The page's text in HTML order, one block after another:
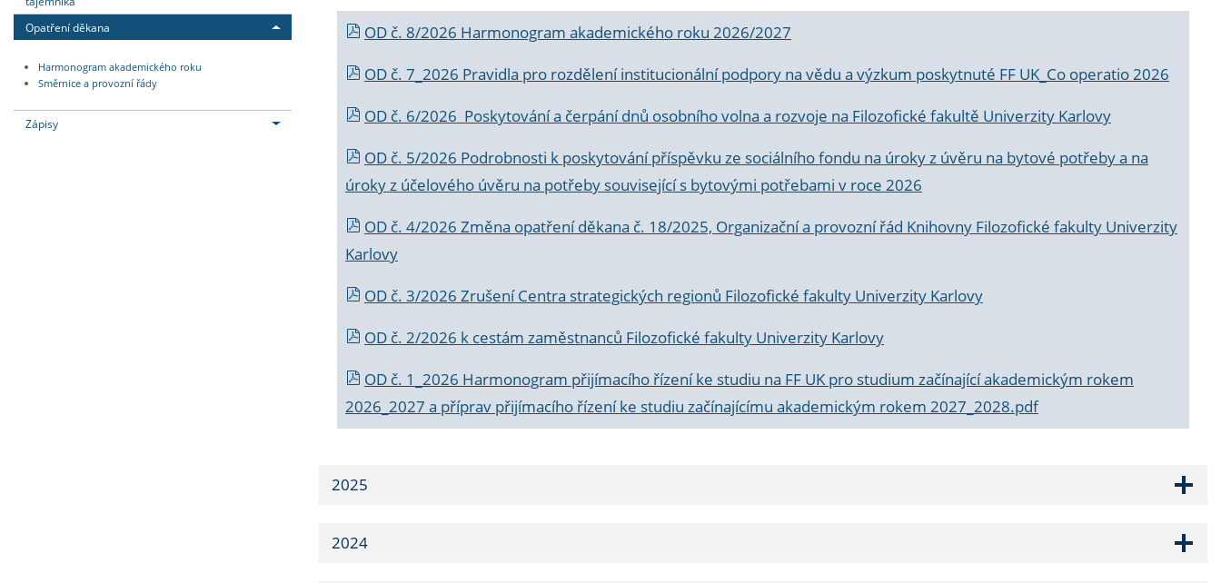
Opatření děkana
Harmonogram akademického roku
Směrnice a provozní řády
Zápisy
OD č. 8/2026 Harmonogram akademického roku 2026/2027
OD č. 7_2026 Pravidla pro rozdělení institucionální podpory na vědu a výzkum poskytnuté FF UK_Co operatio 2026
OD č. 6/2026 Poskytování a čerpání dnů osobního volna a rozvoje na Filozofické fakultě Univerzity Karlovy
OD č. 5/2026 Podrobnosti k poskytování příspěvku ze sociálního fondu na úroky z úvěru na bytové potřeby a na
úroky z účelového úvěru na potřeby související s bytovými potřebami v roce 2026
OD č. 4/2026 Změna opatření děkana č. 18/2025, Organizační a provozní řád Knihovny Filozofické fakulty Univerzity
Karlovy
OD č. 3/2026 Zrušení Centra strategických regionů Filozofické fakulty Univerzity Karlovy
OD č. 2/2026 k cestám zaměstnanců Filozofické fakulty Univerzity Karlovy
OD č. 1_2026 Harmonogram přijímacího řízení ke studiu na FF UK pro studium začínající akademickým rokem
2026_2027 a příprav přijímacího řízení ke studiu začínajícímu akademickým rokem 2027_2028.pdf
2025
2024